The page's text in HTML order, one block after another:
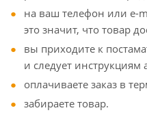
на ваш телефон или e-
это значит, что товар
вы приходите к
и следует инструкциям
оплачиваете заказ в
забираете товар.